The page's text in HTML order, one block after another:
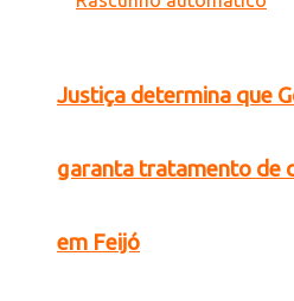
Justiça determina que
garanta tratamento de
em Feijó